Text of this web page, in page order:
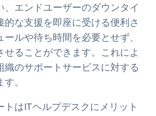
エンドユーザーのダウンタイ
な支援を即座に受ける便利さ
ルや待ち時間を必要とせず、
ることができます。これによ
織のサポートサービスに対する
。
はITヘルプデスクにメリット